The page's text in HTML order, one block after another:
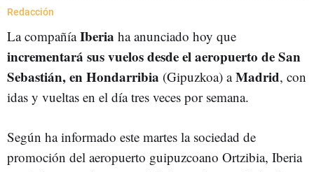
Redacción
La compañíaIberia ha anunciado hoy que
incrementará sus vuelos desde el aeropuerto de San
Sebastián, en Hondarribia (Gipuzkoa) aMadrid, con
idas y vueltas en el día tres veces por semana.
Según ha informado este martes la sociedad de
promoción del aeropuerto guipuzcoano Ortzibia, Iberia